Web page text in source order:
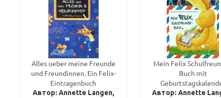
Alles ueber meine Freunde
und Freundinnen. Ein Felix-
Eintragenbuch
Автор: Annette Langen,
Mein Felix
Buch mit
Автор: Annette